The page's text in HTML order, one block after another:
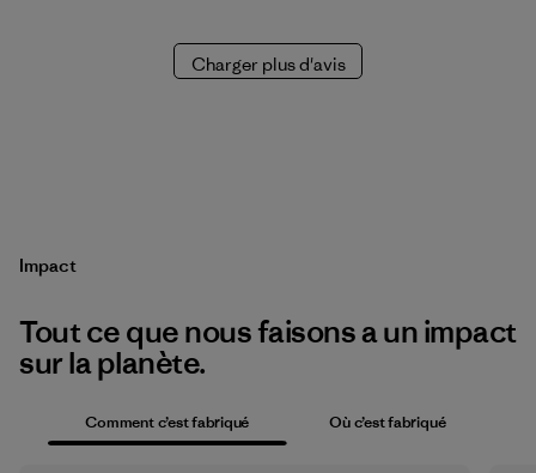
Charger plus d'avis
Impact
Tout ce que nous faisons a un impact
sur la planète.
Comment c’est fabriqué Où c’est fabriqué